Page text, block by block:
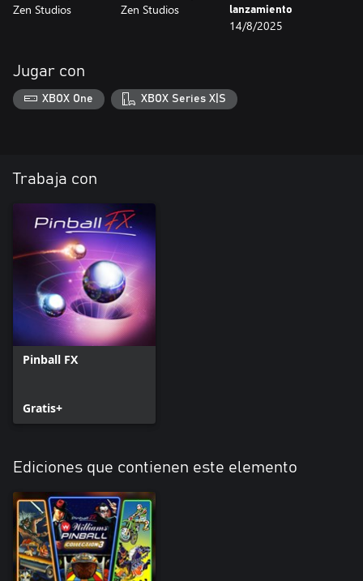
Zen Studios Zen Studios
lanzamiento
14/8/2025
Jugar con
XBOX One XBOX Series X|S
Trabaja con
Pinball FX
Gratis+
Ediciones que contienen este elemento